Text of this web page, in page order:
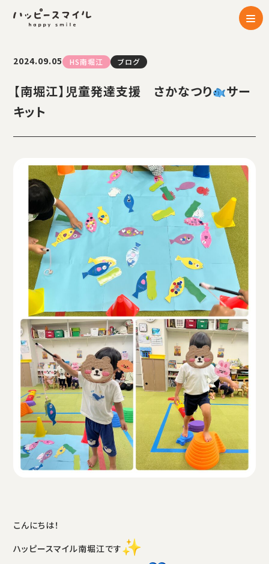
2024.09.05 HS南堀江 ブログ
【南堀江】児童発達支援 さかなつり
サー
キット
こんにちは！
ハッピースマイル南堀江です